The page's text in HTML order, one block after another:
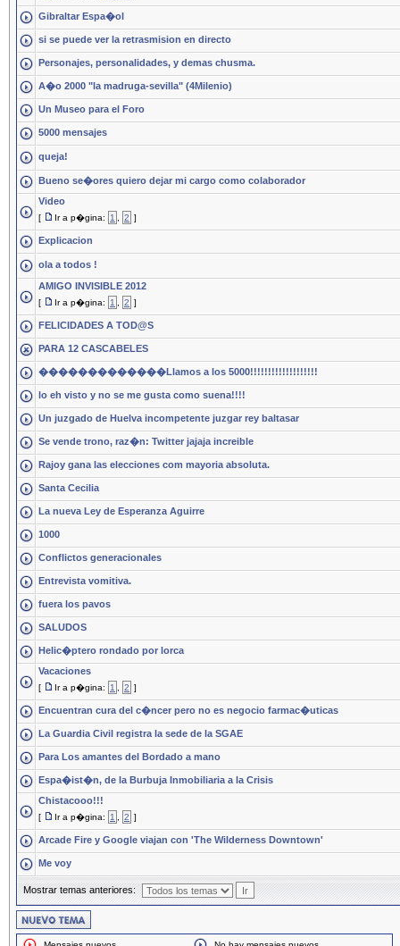
Gibraltar Espa�ol
si se puede ver la retrasmision en directo
Personajes, personalidades, y demas chusma.
A�o 2000 "la madruga-sevilla" (4Milenio)
Un Museo para el Foro
5000 mensajes
queja!
Bueno se�ores quiero dejar mi cargo como colaborador
Video
[ Ir a p�gina: 1 2 ]
Explicacion
ola a todos !
AMIGO INVISIBLE 2012
[ Ir a p�gina: 1 2 ]
FELICIDADES A TOD@S
PARA 12 CASCABELES
�������������Llamos a los 5000!!!!!!!!!!!!!!!!!!!
lo eh visto y no se me gusta como suena!!!!
Un juzgado de Huelva incompetente juzgar rey baltasar
Se vende trono, raz�n: Twitter jajaja increible
Rajoy gana las elecciones com mayoria absoluta.
Santa Cecilia
La nueva Ley de Esperanza Aguirre
1000
Conflictos generacionales
Entrevista vomitiva.
fuera los pavos
SALUDOS
Helic�ptero rondado por lorca
Vacaciones
[ Ir a p�gina: 1 2 ]
Encuentran cura del c�ncer pero no es negocio farmac�uticas
La Guardia Civil registra la sede de la SGAE
Para Los amantes del Bordado a mano
Espa�ist�n, de la Burbuja Inmobiliaria a la Crisis
Chistacooo!!!
[ Ir a p�gina: 1 2 ]
Arcade Fire y Google viajan con 'The Wilderness Downtown'
Me voy
Mostrar temas anteriores: